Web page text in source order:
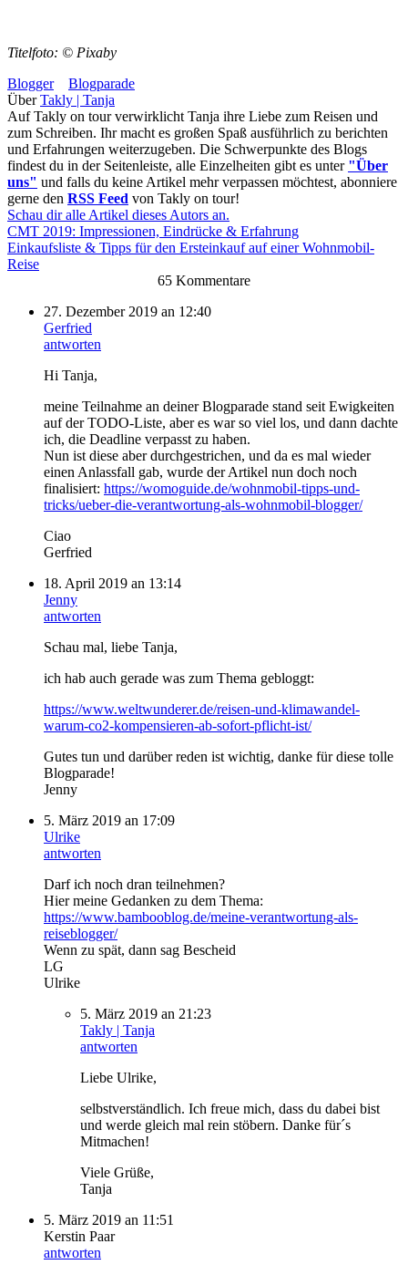
Titelfoto: © Pixaby
Blogger
Blogparade
ÜberTakly | Tanja
Auf Takly on tour verwirklicht Tanja ihre Liebe zum Reisen und
zum Schreiben. Ihr macht es großen Spaß ausführlich zu berichten
und Erfahrungen weiterzugeben. Die Schwerpunkte des Blogs
findest du in der Seitenleiste, alle Einzelheiten gibt es unter "Über
uns" und falls du keine Artikel mehr verpassen möchtest, abonniere
gerne den RSS Feed von Takly on tour!
Schau dir alle Artikel dieses Autors an.
CMT 2019: Impressionen, Eindrücke & Erfahrung
Einkaufsliste & Tipps für den Ersteinkauf auf einer Wohnmobil-
Reise
65 Kommentare
27. Dezember 2019 an 12:40
Gerfried
antworten
Hi Tanja,
meine Teilnahme an deiner Blogparade stand seit Ewigkeiten
auf der TODO-Liste, aber es war so viel los, und dann dachte
ich, die Deadline verpasst zu haben.
Nun ist diese aber durchgestrichen, und da es mal wieder
einen Anlassfall gab, wurde der Artikel nun doch noch
finalisiert: https://womoguide.de/wohnmobil-tipps-und-
tricks/ueber-die-verantwortung-als-wohnmobil-blogger/
Ciao
Gerfried
18. April 2019 an 13:14
Jenny
antworten
Schau mal, liebe Tanja,
ich hab auch gerade was zum Thema gebloggt:
https://www.weltwunderer.de/reisen-und-klimawandel-
warum-co2-kompensieren-ab-sofort-pflicht-ist/
Gutes tun und darüber reden ist wichtig, danke für diese tolle
Blogparade!
Jenny
5. März 2019 an 17:09
Ulrike
antworten
Darf ich noch dran teilnehmen?
Hier meine Gedanken zu dem Thema:
https://www.bambooblog.de/meine-verantwortung-als-
reiseblogger/
Wenn zu spät, dann sag Bescheid
LG
Ulrike
5. März 2019 an 21:23
Takly | Tanja
antworten
Liebe Ulrike,
selbstverständlich. Ich freue mich, dass du dabei bist
und werde gleich mal rein stöbern. Danke für´s
Mitmachen!
Viele Grüße,
Tanja
5. März 2019 an 11:51
Kerstin Paar
antworten